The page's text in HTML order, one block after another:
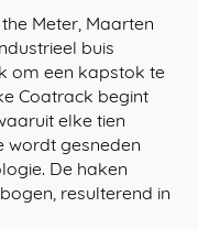
Meter, Maarten
buis
om een kapstok te
Coatrack begint
elke tien
wordt gesneden
De haken
resulterend in